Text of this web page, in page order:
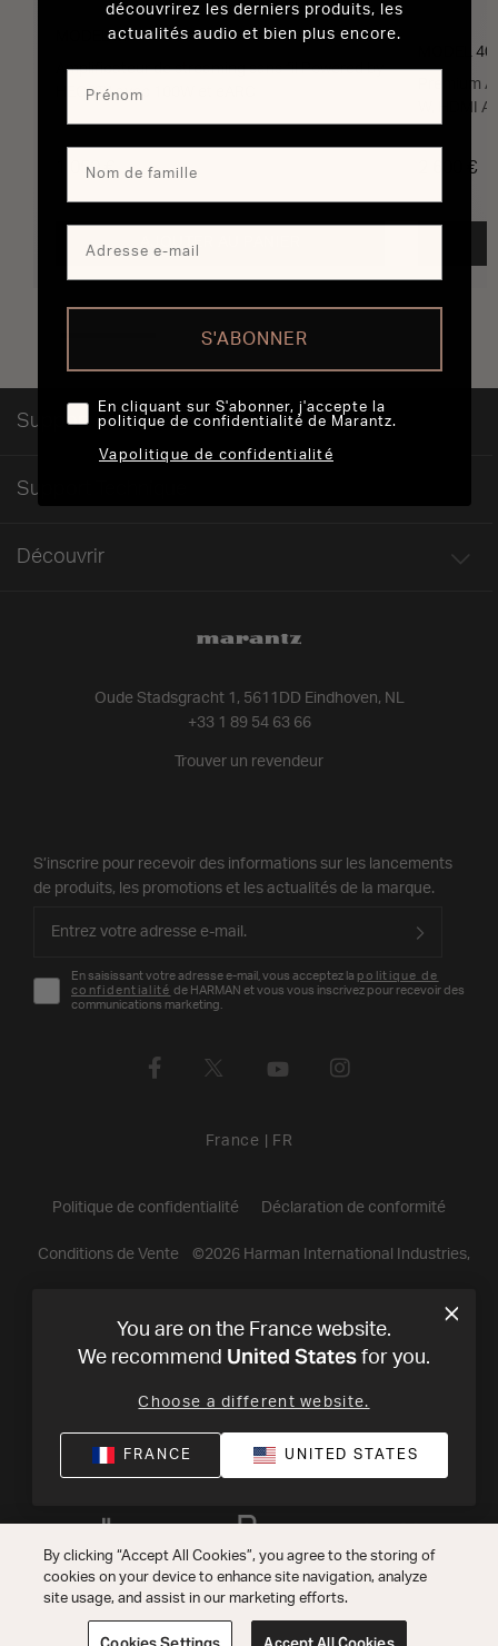
MODEL M1
Amplificateur de streaming sans fil Powered by
HEOS™ avec 100W et eARC
1 050 €
AJOUTER AU PANIER
MODEL
Premium
W, HDMI
2 600 €
Oude Stadsgracht 1, 5611DD Eindhoven, NL
+33 1 89 54 63 66
Trouver un revendeur
Support pour les Commandes
Support Technique
Découvrir
S’inscrire pour recevoir des informations sur les lancements
de produits, les promotions et les actualités de la marque.
En saisissant votre adresse e-mail, vous acceptez la politique de
confidentialité de HARMAN et vous vous inscrivez pour recevoir des
communications marketing.
France FR
Politique de confidentialité Déclaration de conformité
Conditions de Vente ©2026Harman International Industries,
You are on the France website.
We recommend United States for you.
Choose a different website.
FRANCE UNITED STATES
By clicking “Accept All Cookies”, you agree to the storing of
cookies on your device to enhance site navigation, analyze
site usage, and assist in our marketing efforts.
découvrirez les derniers produits, les
actualités audio et bien plus encore.
S'ABONNER
En cliquant sur S'abonner, j'accepte la
politique de confidentialité de Marantz.
Vapolitique de confidentialité